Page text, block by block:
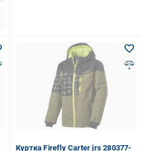
Куртка Firefly Carter jrs 280377-